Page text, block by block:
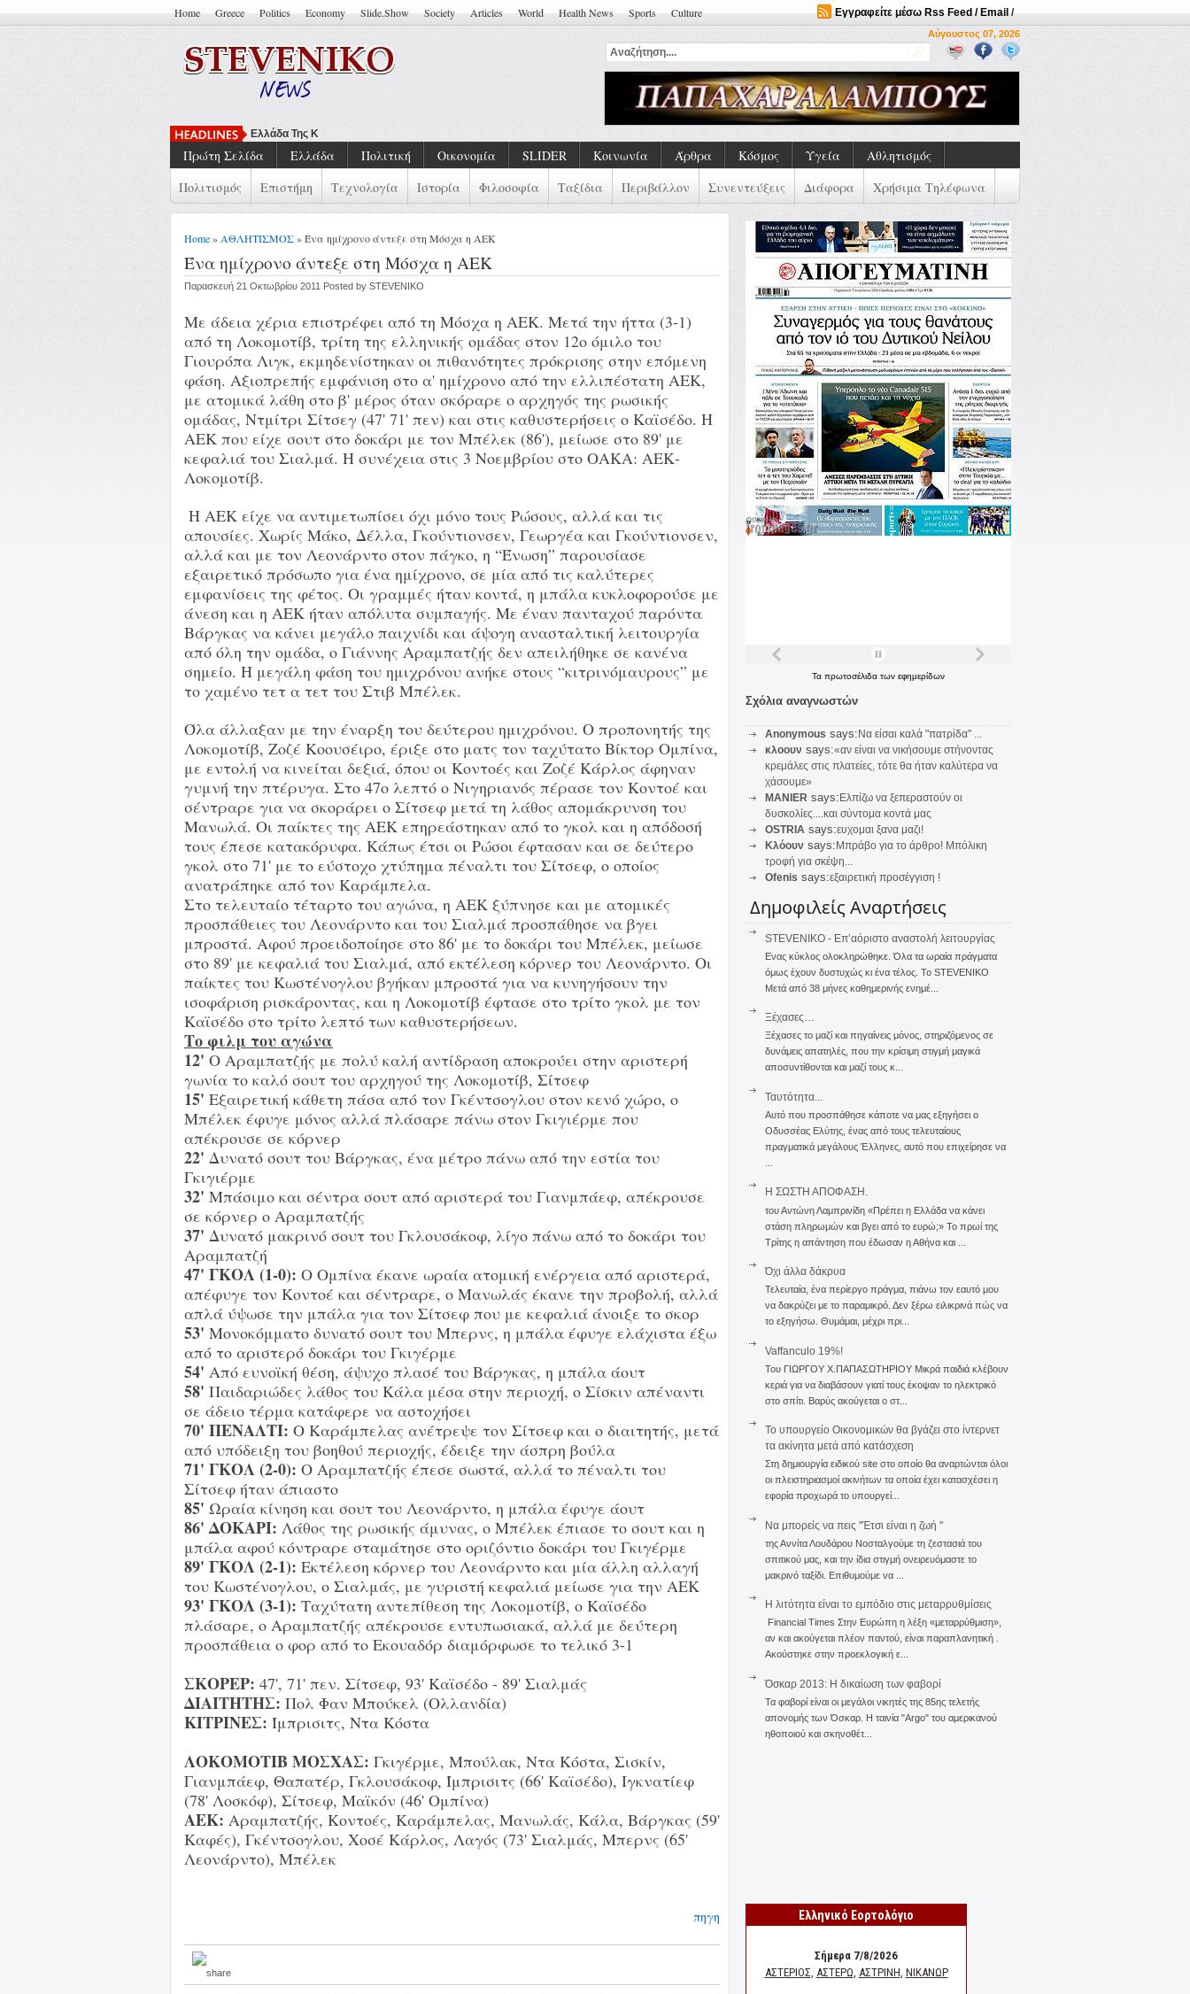
Home Greece Politics Economy Slide.Show Society Articles World Health News Sports Culture Εγγραφείτε μέσω Rss Feed / Email /
Αύγουστος 07, 2026
Ελλάδα Της Κρίσης: Συλλογικά Τραύματα Και Συλλογ
Πρώτη Σελίδα Ελλάδα Πολιτική Οικονομία SLIDER Κοινωνία Άρθρα Κόσμος Υγεία
Αθλητισμός
Πολιτισμός
Επιστήμη Τεχνολογία Ιστορία Φιλοσοφία Ταξίδια Περιβάλλον Συνεντεύξεις Διάφορα Χρήσιμα Τηλέφωνα
Home» ΑΘΛΗΤΙΣΜΟΣ» Ένα ημίχρονο άντεξε στη Μόσχα η ΑΕΚ
Ένα ημίχρονο άντεξε στη Μόσχα η ΑΕΚ
Παρασκευή 21 Οκτωβρίου 2011 Posted by STEVENIKO
Με άδεια χέρια επιστρέφει από τη Μόσχα η ΑΕΚ. Μετά την ήττα (3-1)
από τη Λοκομοτίβ, τρίτη της ελληνικής ομάδας στον 12ο όμιλο του
Γιουρόπα Λιγκ, εκμηδενίστηκαν οι πιθανότητες πρόκρισης στην επόμενη
φάση. Αξιοπρεπής εμφάνιση στο α' ημίχρονο από την ελλιπέστατη ΑΕΚ,
με ατομικά λάθη στο β' μέρος όταν σκόραρε ο αρχηγός της ρωσικής
ομάδας, Ντμίτρι Σίτσεγ (47' 71' πεν) και στις καθυστερήσεις ο Καϊσέδο. Η
ΑΕΚ που είχε σουτ στο δοκάρι με τον Μπέλεκ (86'), μείωσε στο 89' με
κεφαλιά του Σιαλμά. Η συνέχεια στις 3 Νοεμβρίου στο ΟΑΚΑ: ΑΕΚ-
Λοκομοτίβ.
Η ΑΕΚ είχε να αντιμετωπίσει όχι μόνο τους Ρώσους, αλλά και τις
απουσίες. Χωρίς Μάκο, Δέλλα, Γκούντιονσεν, Γεωργέα και Γκούντιονσεν,
αλλά και με τον Λεονάρντο στον πάγκο, η “Ένωση” παρουσίασε
εξαιρετικό πρόσωπο για ένα ημίχρονο, σε μία από τις καλύτερες
εμφανίσεις της φέτος. Οι γραμμές ήταν κοντά, η μπάλα κυκλοφορούσε με
άνεση και η ΑΕΚ ήταν απόλυτα συμπαγής. Με έναν πανταχού παρόντα
Βάργκας να κάνει μεγάλο παιχνίδι και άψογη ανασταλτική λειτουργία
από όλη την ομάδα, ο Γιάννης Αραμπατζής δεν απειλήθηκε σε κανένα
σημείο. Η μεγάλη φάση του ημιχρόνου ανήκε στους “κιτρινόμαυρους” με
το χαμένο τετ α τετ του Στιβ Μπέλεκ.
Όλα άλλαξαν με την έναρξη του δεύτερου ημιχρόνου. Ο προπονητής της
Λοκομοτίβ, Ζοζέ Κοουσέιρο, έριξε στο ματς τον ταχύτατο Βίκτορ Ομπίνα,
με εντολή να κινείται δεξιά, όπου οι Κοντοές και Ζοζέ Κάρλος άφηναν
γυμνή την πτέρυγα. Στο 47ο λεπτό ο Νιγηριανός πέρασε τον Κοντοέ και
σέντραρε για να σκοράρει ο Σίτσεφ μετά τη λάθος απομάκρυνση του
Μανωλά. Οι παίκτες της ΑΕΚ επηρεάστηκαν από το γκολ και η απόδοσή
τους έπεσε κατακόρυφα. Κάπως έτσι οι Ρώσοι έφτασαν και σε δεύτερο
γκολ στο 71' με το εύστοχο χτύπημα πέναλτι του Σίτσεφ, ο οποίος
ανατράπηκε από τον Καράμπελα.
Στο τελευταίο τέταρτο του αγώνα, η ΑΕΚ ξύπνησε και με ατομικές
προσπάθειες του Λεονάρντο και του Σιαλμά προσπάθησε να βγει
μπροστά. Αφού προειδοποίησε στο 86' με το δοκάρι του Μπέλεκ, μείωσε
στο 89' με κεφαλιά του Σιαλμά, από εκτέλεση κόρνερ του Λεονάρντο. Οι
παίκτες του Κωστένογλου βγήκαν μπροστά για να κυνηγήσουν την
ισοφάριση ρισκάροντας, και η Λοκομοτίβ έφτασε στο τρίτο γκολ με τον
Καϊσέδο στο τρίτο λεπτό των καθυστερήσεων.
Το φιλμ του αγώνα
12' Ο Αραμπατζής με πολύ καλή αντίδραση αποκρούει στην αριστερή
γωνία το καλό σουτ του αρχηγού της Λοκομοτίβ, Σίτσεφ
15' Εξαιρετική κάθετη πάσα από τον Γκέντσογλου στον κενό χώρο, ο
Μπέλεκ έφυγε μόνος αλλά πλάσαρε πάνω στον Γκιγιέρμε που
απέκρουσε σε κόρνερ
22' Δυνατό σουτ του Βάργκας, ένα μέτρο πάνω από την εστία του
Γκιγιέρμε
32' Μπάσιμο και σέντρα σουτ από αριστερά του Γιανμπάεφ, απέκρουσε
σε κόρνερ ο Αραμπατζής
37' Δυνατό μακρινό σουτ του Γκλουσάκοφ, λίγο πάνω από το δοκάρι του
Αραμπατζή
47' ΓΚΟΛ (1-0): Ο Ομπίνα έκανε ωραία ατομική ενέργεια από αριστερά,
απέφυγε τον Κοντοέ και σέντραρε, ο Μανωλάς έκανε την προβολή, αλλά
απλά ύψωσε την μπάλα για τον Σίτσεφ που με κεφαλιά άνοιξε το σκορ
53' Μονοκόμματο δυνατό σουτ του Μπερνς, η μπάλα έφυγε ελάχιστα έξω
από το αριστερό δοκάρι του Γκιγέρμε
54' Από ευνοϊκή θέση, άψυχο πλασέ του Βάργκας, η μπάλα άουτ
58' Παιδαριώδες λάθος του Κάλα μέσα στην περιοχή, ο Σίσκιν απέναντι
σε άδειο τέρμα κατάφερε να αστοχήσει
70' ΠΕΝΑΛΤΙ: Ο Καράμπελας ανέτρεψε τον Σίτσεφ και ο διαιτητής, μετά
από υπόδειξη του βοηθού περιοχής, έδειξε την άσπρη βούλα
71' ΓΚΟΛ (2-0): Ο Αραμπατζής έπεσε σωστά, αλλά το πέναλτι του
Σίτσεφ ήταν άπιαστο
85' Ωραία κίνηση και σουτ του Λεονάρντο, η μπάλα έφυγε άουτ
86' ΔΟΚΑΡΙ: Λάθος της ρωσικής άμυνας, ο Μπέλεκ έπιασε το σουτ και η
μπάλα αφού κόντραρε σταμάτησε στο οριζόντιο δοκάρι του Γκιγέρμε
89' ΓΚΟΛ (2-1): Εκτέλεση κόρνερ του Λεονάρντο και μία άλλη αλλαγή
του Κωστένογλου, ο Σιαλμάς, με γυριστή κεφαλιά μείωσε για την ΑΕΚ
93' ΓΚΟΛ (3-1): Ταχύτατη αντεπίθεση της Λοκομοτίβ, ο Καϊσέδο
πλάσαρε, ο Αραμπατζής απέκρουσε εντυπωσιακά, αλλά με δεύτερη
προσπάθεια ο φορ από το Εκουαδόρ διαμόρφωσε το τελικό 3-1
ΣΚΟΡΕΡ: 47', 71' πεν. Σίτσεφ, 93' Καϊσέδο - 89' Σιαλμάς
ΔΙΑΙΤΗΤΗΣ: Πολ Φαν Μπούκελ (Ολλανδία)
ΚΙΤΡΙΝΕΣ: Ίμπρισιτς, Ντα Κόστα
ΛΟΚΟΜΟΤΙΒ ΜΟΣΧΑΣ: Γκιγέρμε, Μπούλακ, Ντα Κόστα, Σισκίν,
Γιανμπάεφ, Θαπατέρ, Γκλουσάκοφ, Ίμπρισιτς (66' Καϊσέδο), Ιγκνατίεφ
(78' Λοσκόφ), Σίτσεφ, Μαϊκόν (46' Ομπίνα)
ΑΕΚ: Αραμπατζής, Κοντοές, Καράμπελας, Μανωλάς, Κάλα, Βάργκας (59'
Καφές), Γκέντσογλου, Χοσέ Κάρλος, Λαγός (73' Σιαλμάς, Μπερνς (65'
Λεονάρντο), Μπέλεκ
πηγη
Τα πρωτοσέλιδα των εφημερίδων
Σχόλια αναγνωστών
Anonymous says: Να είσαι καλά "πατρίδα" ...
κλοουν says:«αν είναι να νικήσουμε στήνοντας
κρεμάλες στις πλατείες, τότε θα ήταν καλύτερα να
χάσουμε»
MANIER says: Ελπίζω να ξεπεραστούν οι
δυσκολίες....και σύντομα κοντά μας
OSTRIA says:ευχομαι ξανα μαζι!
Κλόουν says: Μπράβο για το άρθρο! Μπόλικη
τροφή για σκέψη...
Ofenis says:εξαιρετική προσέγγιση !
Δημοφιλείς Αναρτήσεις
STEVENIKO - Επ’αόριστο αναστολή λειτουργίας
Ενας κύκλος ολοκληρώθηκε. Όλα τα ωραία πράγματα
όμως έχουν δυστυχώς κι ένα τέλος. Το STEVENIKO
Μετά από 38 μήνες καθημερινής ενημέ...
Ξέχασες…
Ξέχασες το μαζί και πηγαίνεις μόνος, στηριζόμενος σε
δυνάμεις απατηλές, που την κρίσιμη στιγμή μαγικά
αποσυντίθονται και μαζί τους κ...
Ταυτότητα...
Αυτό που προσπάθησε κάποτε να μας εξηγήσει ο
Οδυσσέας Ελύτης, ένας από τους τελευταίους
πραγματικά μεγάλους Έλληνες, αυτό που επιχείρησε να
Η ΣΩΣΤΗ ΑΠΟΦΑΣΗ.
του Αντώνη Λαμπρινίδη «Πρέπει η Ελλάδα να κάνει
στάση πληρωμών και βγει από το ευρώ;» Το πρωί της
Τρίτης η απάντηση που έδωσαν η Αθήνα και ...
Όχι άλλα δάκρυα
Τελευταία, ένα περίεργο πράγμα, πιάνω τον εαυτό μου
να δακρύζει με το παραμικρό. Δεν ξέρω ειλικρινά πώς να
το εξηγήσω. Θυμάμαι, μέχρι πρι...
Vaffanculo 19%!
Του ΓΙΩΡΓΟΥ Χ.ΠΑΠΑΣΩΤΗΡΙΟΥ Μικρά παιδιά κλέβουν
κεριά για να διαβάσουν γιατί τους έκοψαν το ηλεκτρικό
στο σπίτι. Βαρύς ακούγεται ο στ...
To υπουργείο Οικονομικών θα βγάζει στο ίντερνετ
τα ακίνητα μετά από κατάσχεση
Στη δημιουργία ειδικού site στο οποίο θα αναρτώνται όλοι
οι πλειστηριασμοί ακινήτων τα οποία έχει κατασχέσει η
εφορία προχωρά το υπουργεί...
Να μπορείς να πεις ''Έτσι είναι η ζωή ''
της Αννίτα Λουδάρου Νοσταλγούμε τη ζεστασιά του
σπιτικού μας, και την ίδια στιγμή ονειρευόμαστε το
μακρινό ταξίδι. Επιθυμούμε να ...
Η λιτότητα είναι το εμπόδιο στις μεταρρυθμίσεις
Financial Times Στην Ευρώπη η λέξη «μεταρρύθμιση»,
αν και ακούγεται πλέον παντού, είναι παραπλανητική .
Ακούστηκε στην προεκλογική ε...
Όσκαρ 2013: Η δικαίωση των φαβορί
Τα φαβορί είναι οι μεγάλοι νικητές της 85ης τελετής
απονομής των Όσκαρ. Η ταινία "Αrgo" του αμερικανού
ηθοποιού και σκηνοθέτ...